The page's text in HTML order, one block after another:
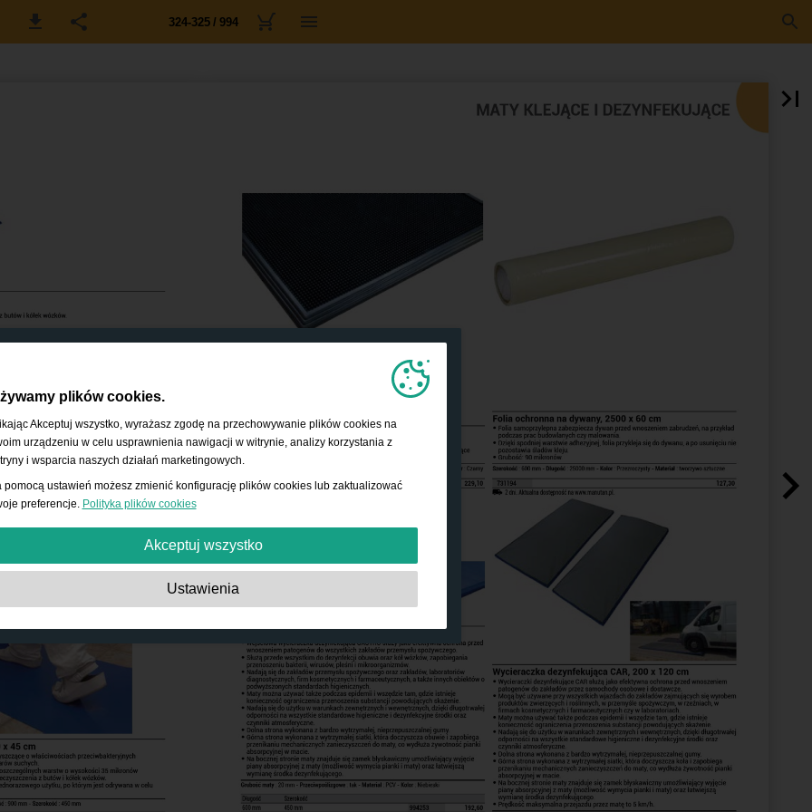
324-325 / 994
plików cookies.
Akceptuj wszystko, wyrażasz zgodę na przechowywanie plików cookies na
urządzeniu w celu usprawnienia nawigacji w witrynie, analizy korzystania z
i wsparcia naszych działań marketingowych.
pomocą ustawień możesz zmienić konfigurację plików cookies lub zaktualizować
preferencje. Polityka plików cookies
Akceptuj wszystko
Te pliki cookies są niezbędne do działania podstawowych
Te pliki cookies pozwalają nam zliczać wizyty i źródła ruchu, a także
sprawdzać, w jaki sposób użytkownicy korzystają z witryny. Służy to do poprawy
wydajności. Wszystkie informacje są zagregowane i przez to anonimowe.
Funkcjonalność:
Te pliki cookies umożliwiają stronie internetowej dostarczanie
ulepszonych funkcji i opcji osobistych. Na przykład wybór rozmiaru czcionki itp.
Reklama:Te pliki cookie służą do wyświetlania reklam bardziej dopasowanych do
Ciebie i Twoich zainteresowań. Nie przechowują danych osobowych, ale opierają
się na historii przeglądania.
Ustawienia